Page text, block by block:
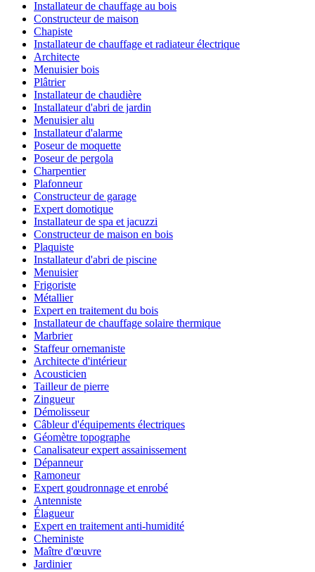
Installateur de chauffage au bois
Constructeur de maison
Chapiste
Installateur de chauffage et radiateur électrique
Architecte
Menuisier bois
Plâtrier
Installateur de chaudière
Installateur d'abri de jardin
Menuisier alu
Installateur d'alarme
Poseur de moquette
Poseur de pergola
Charpentier
Plafonneur
Constructeur de garage
Expert domotique
Installateur de spa et jacuzzi
Constructeur de maison en bois
Plaquiste
Installateur d'abri de piscine
Menuisier
Frigoriste
Métallier
Expert en traitement du bois
Installateur de chauffage solaire thermique
Marbrier
Staffeur ornemaniste
Architecte d'intérieur
Acousticien
Tailleur de pierre
Zingueur
Démolisseur
Câbleur d'équipements électriques
Géomètre topographe
Canalisateur expert assainissement
Dépanneur
Ramoneur
Expert goudronnage et enrobé
Antenniste
Élagueur
Expert en traitement anti-humidité
Cheministe
Maître d'œuvre
Jardinier